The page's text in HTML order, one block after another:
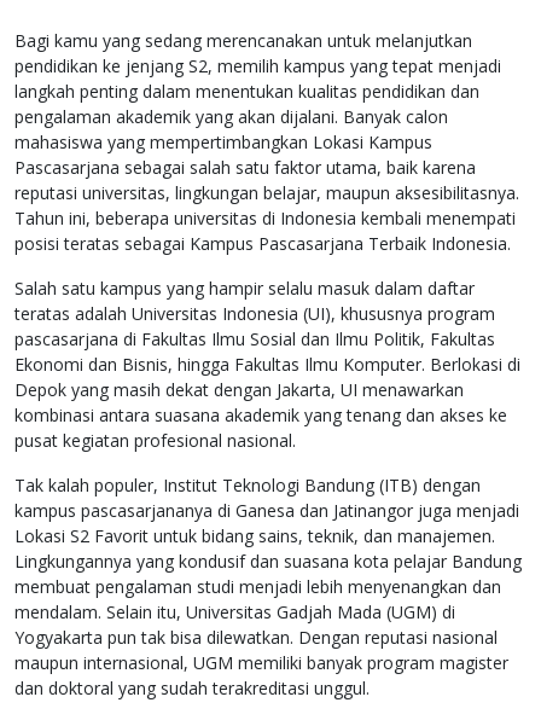
Bagi kamu yang sedang merencanakan untuk melanjutkan
pendidikan ke jenjang S2, memilih kampus yang tepat menjadi
langkah penting dalam menentukan kualitas pendidikan dan
pengalaman akademik yang akan dijalani. Banyak calon
mahasiswa yang mempertimbangkan Lokasi Kampus
Pascasarjana sebagai salah satu faktor utama, baik karena
reputasi universitas, lingkungan belajar, maupun aksesibilitasnya.
Tahun ini, beberapa universitas di Indonesia kembali menempati
posisi teratas sebagai Kampus Pascasarjana Terbaik Indonesia.
Salah satu kampus yang hampir selalu masuk dalam daftar
teratas adalah Universitas Indonesia (UI), khususnya program
pascasarjana di Fakultas Ilmu Sosial dan Ilmu Politik, Fakultas
Ekonomi dan Bisnis, hingga Fakultas Ilmu Komputer. Berlokasi di
Depok yang masih dekat dengan Jakarta, UI menawarkan
kombinasi antara suasana akademik yang tenang dan akses ke
pusat kegiatan profesional nasional.
Tak kalah populer, Institut Teknologi Bandung (ITB) dengan
kampus pascasarjananya di Ganesa dan Jatinangor juga menjadi
Lokasi S2 Favorit untuk bidang sains, teknik, dan manajemen.
Lingkungannya yang kondusif dan suasana kota pelajar Bandung
membuat pengalaman studi menjadi lebih menyenangkan dan
mendalam. Selain itu, Universitas Gadjah Mada (UGM) di
Yogyakarta pun tak bisa dilewatkan. Dengan reputasi nasional
maupun internasional, UGM memiliki banyak program magister
dan doktoral yang sudah terakreditasi unggul.